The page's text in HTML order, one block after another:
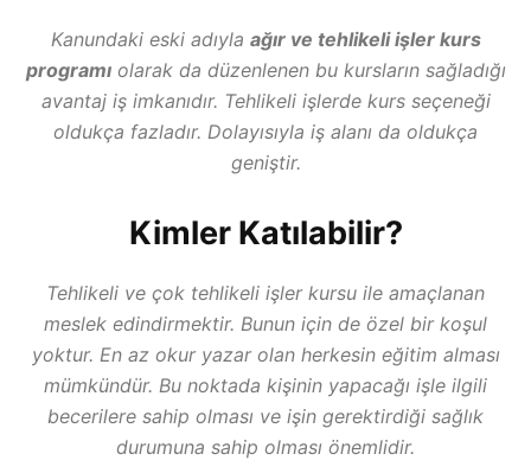
Kanundaki eski adıyla ağır ve tehlikeli işler kurs
programıolarak da düzenlenen bu kursların sağladığı
avantaj iş imkanıdır. Tehlikeli işlerde kurs seçeneği
oldukça fazladır. Dolayısıyla iş alanı da oldukça
geniştir.
Kimler Katılabilir?
Tehlikeli ve çok tehlikeli işler kursu ile amaçlanan
meslek edindirmektir. Bunun için de özel bir koşul
yoktur. En az okur yazar olan herkesin eğitim alması
mümkündür. Bu noktada kişinin yapacağı işle ilgili
becerilere sahip olması ve işin gerektirdiği sağlık
durumuna sahip olması önemlidir.